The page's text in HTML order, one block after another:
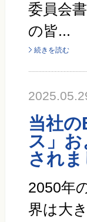
委員会
の皆...
続きを読む
当社
ス」
されま
2050年
界は大